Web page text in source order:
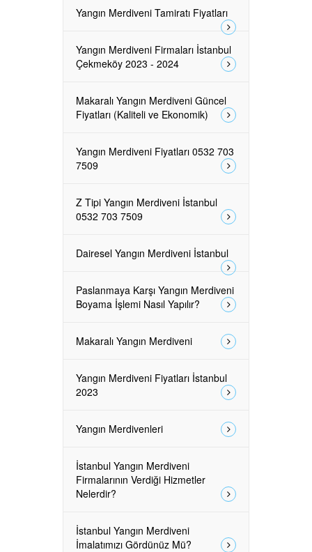
Yangın Merdiveni Tamiratı Fiyatları
Yangın Merdiveni Firmaları İstanbul
Çekmeköy 2023 - 2024
Makaralı Yangın Merdiveni Güncel
Fiyatları (Kaliteli ve Ekonomik)
Yangın Merdiveni Fiyatları 0532 703
7509
Z Tipi Yangın Merdiveni İstanbul
0532 703 7509
Dairesel Yangın Merdiveni İstanbul
Paslanmaya Karşı Yangın Merdiveni
Boyama İşlemi Nasıl Yapılır?
Makaralı Yangın Merdiveni
Yangın Merdiveni Fiyatları İstanbul
2023
Yangın Merdivenleri
İstanbul Yangın Merdiveni
Firmalarının Verdiği Hizmetler
Nelerdir?
İstanbul Yangın Merdiveni
İmalatımızı Gördünüz Mü?